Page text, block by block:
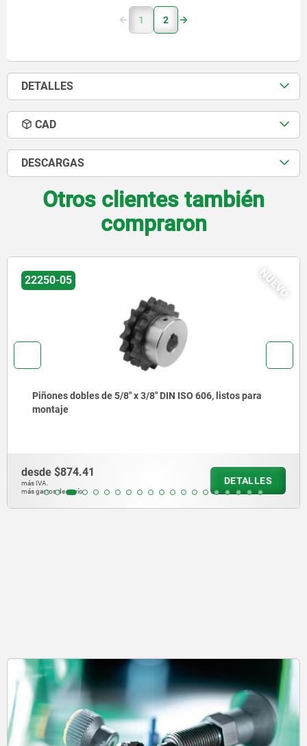
1 2
DETALLES
CAD
DESCARGAS
Otros clientes también
compraron
NUEVO
22250-05
Piñones dobles de 5/8" x 3/8" DIN ISO 606, listos para
montaje
desde $874.41
más IVA.
más gastos de envío
DETALLES